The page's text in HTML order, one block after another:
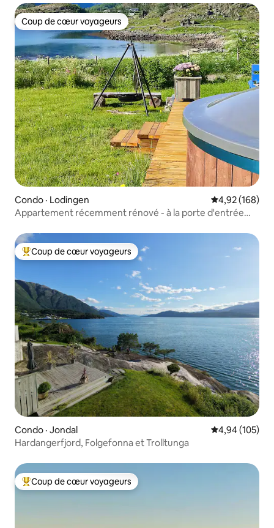
Coup de cœur voyageurs
Coup de cœur voyageurs
Condo · Lodingen Note
4,92 (168)
Appartement récemment rénové - à la porte d'entrée
Coup de cœur voyageurs parmi les plus aimés
Coup de cœur voyageurs
Condo · Jondal Note
4,94 (105)
Hardangerfjord, Folgefonna et Trolltunga
Coup de cœur voyageurs parmi les plus aimés
Coup de cœur voyageurs